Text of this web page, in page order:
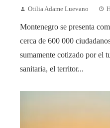
Otilia Adame Luevano
Montenegro se presenta
cerca de 600 000
sumamente cotizado por el
sanitaria, el territor...